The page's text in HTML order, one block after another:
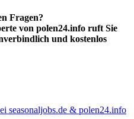
Fragen?
von polen24.info ruft Sie
und kostenlos